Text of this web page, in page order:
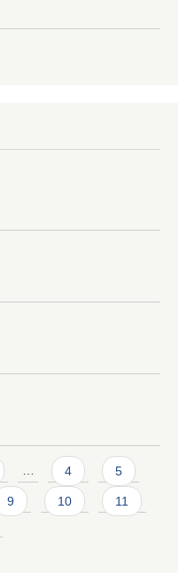
… 4 5
9 10
11